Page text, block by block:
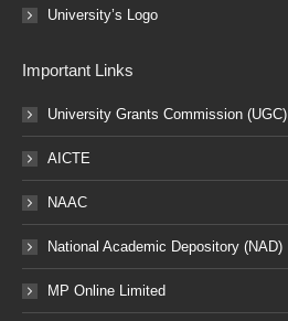
University’s Logo
Important Links
University Grants Commission (UGC)
AICTE
NAAC
National Academic Depository (NAD)
MP Online Limited